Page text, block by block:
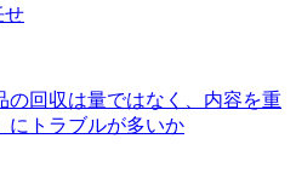
せ
の回収は量ではなく、内容を重
にトラブルが多いか